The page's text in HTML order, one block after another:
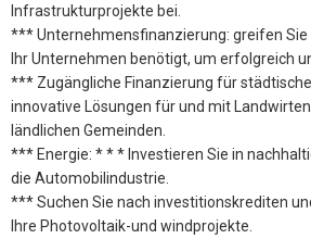
Infrastrukturprojekte bei.
*** Unternehmensfinanzierung: greifen Sie
Ihr Unternehmen benötigt, um erfolgreich
*** Zugängliche Finanzierung für
innovative Lösungen für und mit
ländlichen Gemeinden.
*** Energie: * * * Investieren Sie in
die Automobilindustrie.
*** Suchen Sie nach investitionskrediten
Ihre Photovoltaik-und windprojekte.